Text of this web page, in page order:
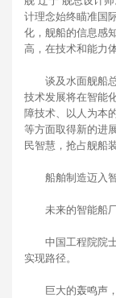
计理念始终瞄准国
化，舰船的信息感
高，在技术和能力
谈及水面舰船总
技术发展将在智能
障技术、以人为本
等方面取得新的进
民智慧，抢占舰船
船舶制造迈入智
未来的智能船
中国工程院院士
实现路径。
巨大的轰鸣声，